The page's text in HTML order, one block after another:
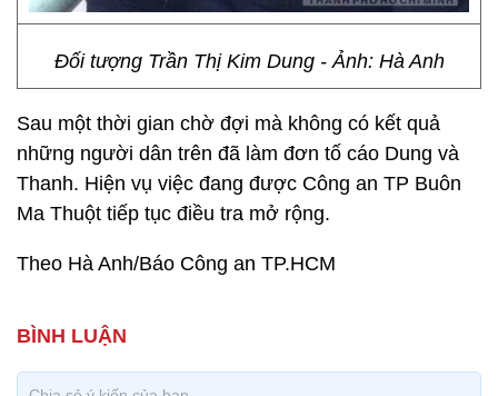
Đối tượng Trần Thị Kim Dung - Ảnh: Hà Anh
Sau một thời gian chờ đợi mà không có kết quả
những người dân trên đã làm đơn tố cáo Dung và
Thanh. Hiện vụ việc đang được Công an TP Buôn
Ma Thuột tiếp tục điều tra mở rộng.
Theo Hà Anh/Báo Công an TP.HCM